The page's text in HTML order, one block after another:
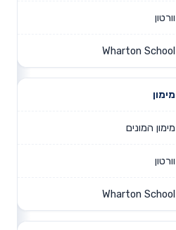
וורטון
Wharton School
מימון
מימון המונים
וורטון
Wharton School